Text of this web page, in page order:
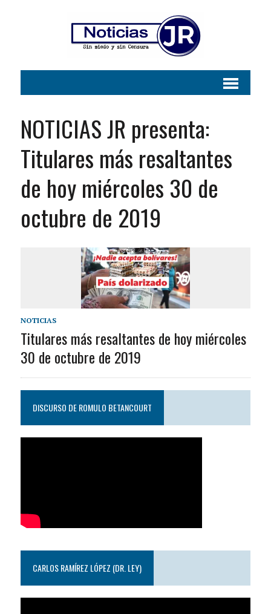
NOTICIAS JR presenta:
Titulares más resaltantes
de hoy miércoles 30 de
octubre de 2019
NOTICIAS
Titulares más resaltantes de hoy miércoles
30 de octubre de 2019
DISCURSO DE ROMULO BETANCOURT
CARLOS RAMÍREZ LÓPEZ (DR. LEY)